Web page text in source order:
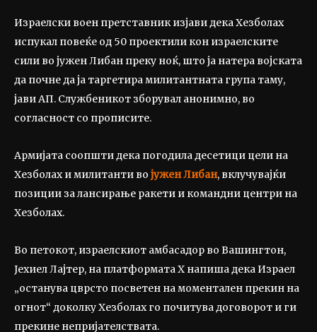
Израелски воен претставник изјави дека Хезболах
испукал повеќе од 50 проектили кон израелските
сили во јужен Либан преку ноќ, што ја натера војската
да почне да ја таргетира милитантната група таму,
јави АП. Службеникот зборувал анонимно, во
согласност со прописите.
Армијата соопшти дека погодила десетици цели на
Хезболах и милитанти во јужен Либан, вклучувајќи
позиции за лансирање ракети и командни центри на
Хезболах.
Во петокот, израелскиот амбасадор во Вашингтон,
Јехиел Лајтер, на платформата X напиша дека Израел
„останува цврсто посветен на моментален прекин на
огнот“ доколку Хезболах го почитува договорот и ги
прекине непријателствата.